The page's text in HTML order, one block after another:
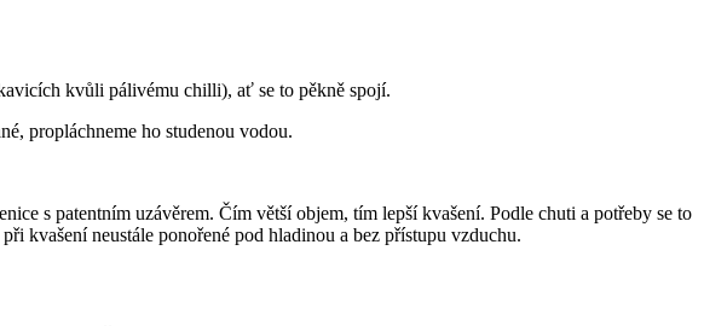
kvůli pálivému chilli), ať se to pěkně spojí.
propláchneme ho studenou vodou.
s patentním uzávěrem. Čím větší objem, tím lepší kvašení. Podle chuti a potřeby se to
kvašení neustále ponořené pod hladinou a bez přístupu vzduchu.